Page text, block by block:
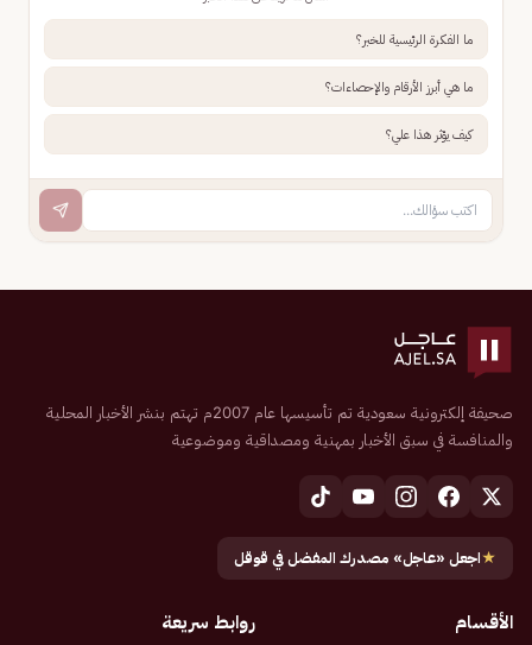
ما الفكرة الرئيسية للخبر؟
ما هي أبرز الأرقام والإحصاءات؟
كيف يؤثر هذا علي؟
صحيفة إلكترونية سعودية تم تأسيسها عام 2007م تهتم بنشر الأخبار المحلية
والمنافسة في سبق الأخبار بمهنية ومصداقية وموضوعية
★اجعل «عاجل» مصدرك المفضل في قوقل
الأقسام روابط سريعة